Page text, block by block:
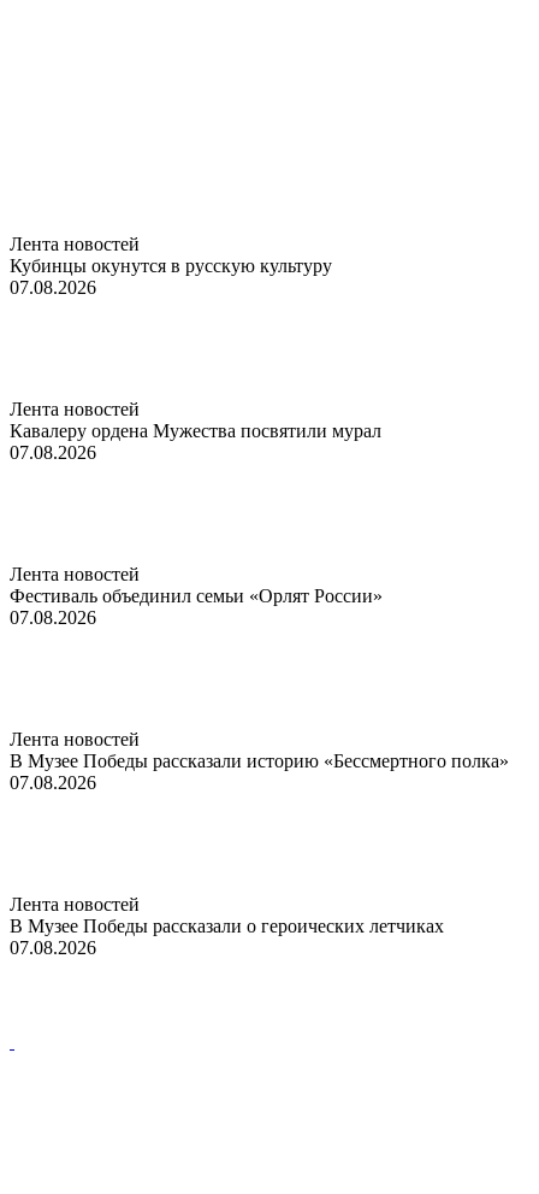
Лента новостей
Кубинцы окунутся в русскую культуру
07.08.2026
Лента новостей
Кавалеру ордена Мужества посвятили мурал
07.08.2026
Лента новостей
Фестиваль объединил семьи «Орлят России»
07.08.2026
Лента новостей
В Музее Победы рассказали историю «Бессмертного полка»
07.08.2026
Лента новостей
В Музее Победы рассказали о героических летчиках
07.08.2026